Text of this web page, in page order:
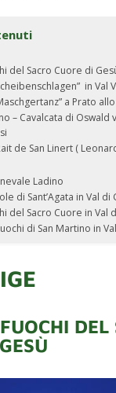
del Sacro Cuore di
in Val
a Prato
– Cavalcata di Oswald
de San Linert (
Ladino
di Sant’Agata in Val di
del Sacro Cuore in Val
di San Martino in
DEL